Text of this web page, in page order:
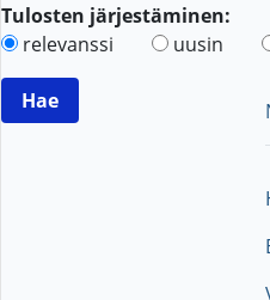
Tulosten järjestäminen:
relevanssi
uusin